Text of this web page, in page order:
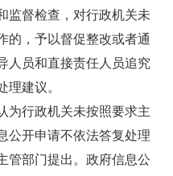
监督检查，对行政机关未
的，予以督促整改或者通
人员和直接责任人员追究
理建议。
为行政机关未按照要求主
公开申请不依法答复处理
管部门提出。政府信息公